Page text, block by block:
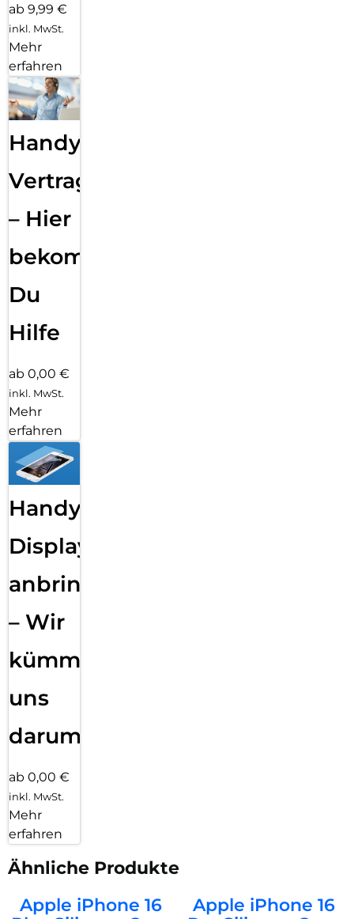
ab 9,99 €
inkl. MwSt.
Mehr
erfahren
Handy
Vertragsabwicklung
– Hier
bekommst
Du
Hilfe
ab 0,00 €
inkl. MwSt.
Mehr
erfahren
Handy
Displayfolie
anbringen
– Wir
kümmern
uns
darum!
ab 0,00 €
inkl. MwSt.
Mehr
erfahren
Ähnliche Produkte
Apple iPhone 16
Apple iPhone 16